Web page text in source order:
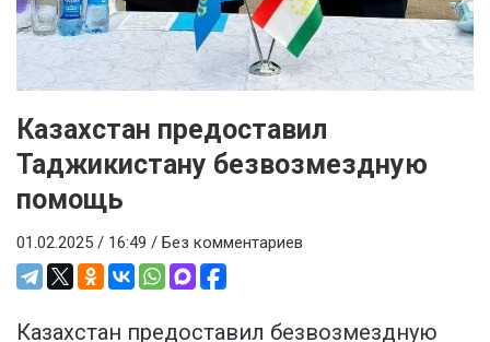
Казахстан предоставил
Таджикистану безвозмездную
помощь
01.02.2025 / 16:49 / Без комментариев
Казахстан предоставил безвозмездную